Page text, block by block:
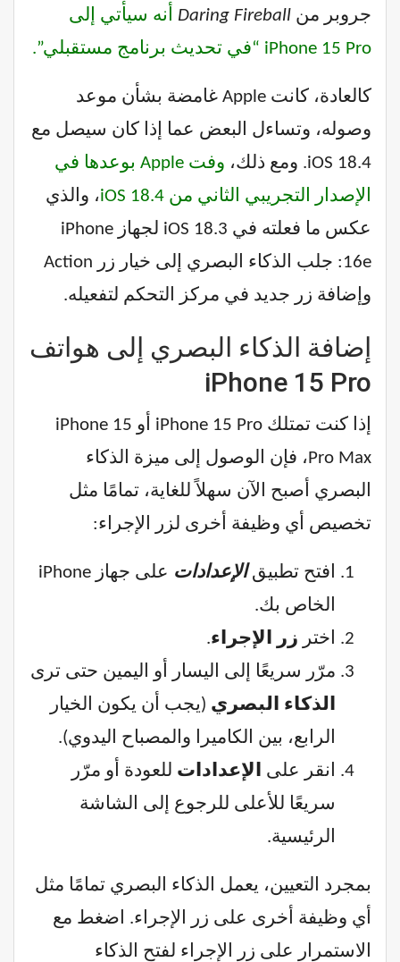
جروبر من Daring Fireball
أنه سيأتي إلى
iPhone 15 Pro “في تحديث برنامج مستقبلي”.
كالعادة، كانت Apple غامضة بشأن موعد
وصوله، وتساءل البعض عما إذا كان سيصل مع
iOS 18.4. ومع ذلك،
وفت Apple بوعدها في
الإصدار التجريبي الثاني من iOS 18.4
، والذي
عكس ما فعلته في iOS 18.3 لجهاز iPhone
16e: جلب الذكاء البصري إلى خيار زر Action
وإضافة زر جديد في مركز التحكم لتفعيله.
إضافة الذكاء البصري إلى هواتف
iPhone 15 Pro
إذا كنت تمتلك iPhone 15 Pro أو iPhone 15
Pro Max، فإن الوصول إلى ميزة الذكاء
البصري أصبح الآن سهلاً للغاية، تمامًا مثل
تخصيص أي وظيفة أخرى لزر الإجراء:
افتح تطبيقالإعدادات
على جهاز iPhone
الخاص بك.
اختر زر الإجراء.
مرّر سريعًا إلى اليسار أو اليمين حتى ترى
الذكاء البصري (يجب أن يكون الخيار
الرابع، بين الكاميرا والمصباح اليدوي).
انقر على
الإعدادات للعودة أو مرّر
سريعًا للأعلى للرجوع إلى الشاشة
الرئيسية.
بمجرد التعيين، يعمل الذكاء البصري تمامًا مثل
أي وظيفة أخرى على زر الإجراء. اضغط مع
الاستمرار على زر الإجراء لفتح الذكاء